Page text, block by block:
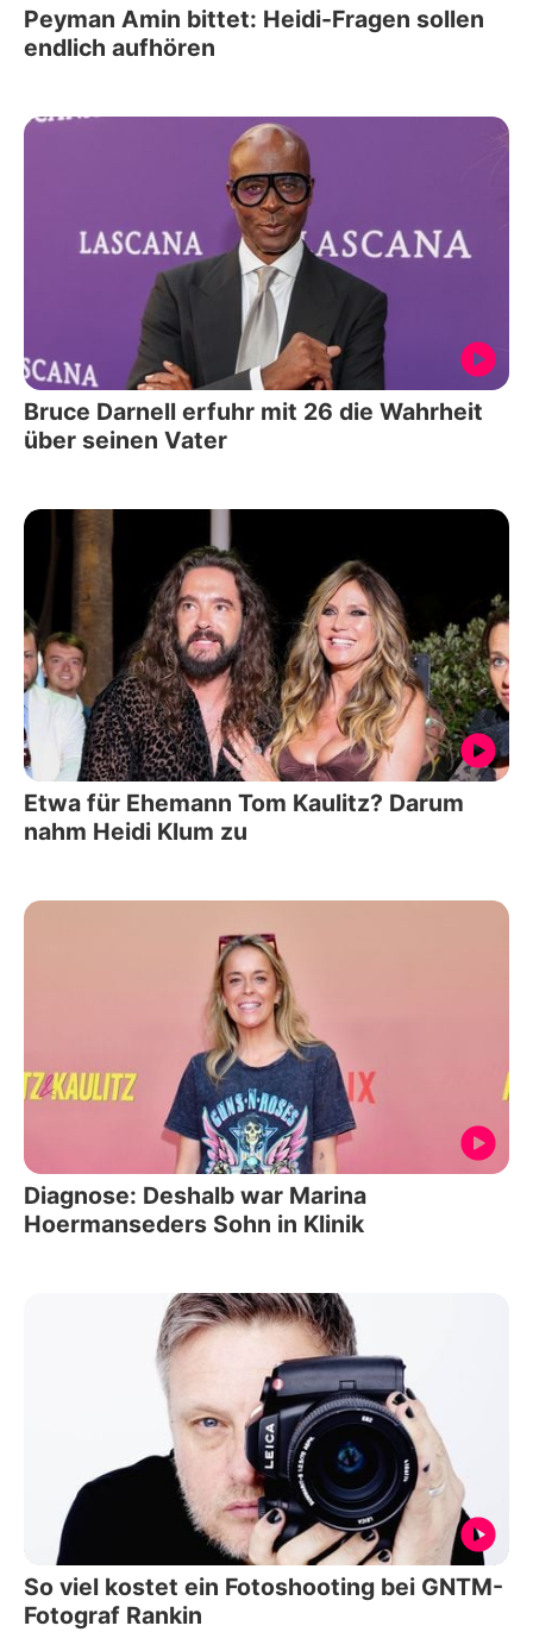
Peyman Amin bittet: Heidi-Fragen sollen
endlich aufhören
Bruce Darnell erfuhr mit 26 die Wahrheit
über seinen Vater
Etwa für Ehemann Tom Kaulitz? Darum
nahm Heidi Klum zu
Diagnose: Deshalb war Marina
Hoermanseders Sohn in Klinik
So viel kostet ein Fotoshooting bei GNTM-
Fotograf Rankin